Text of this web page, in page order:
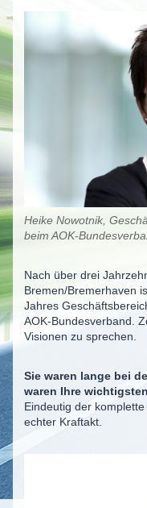
Heike Nowotnik,
beim AOK-
Nach über drei
Bremen/Bremerhaven
Jahres
AOK-Bundesverband.
Visionen zu sprechen.
Sie waren lange bei
waren Ihre
Eindeutig der
echter Kraftakt.